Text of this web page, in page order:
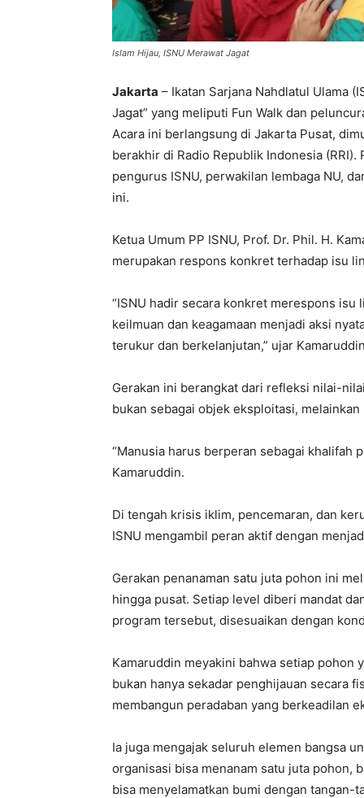
Islam Hijau, ISNU Merawat Jagat
Jakarta – Ikatan Sarjana Nahdlatul Ulama
Jagat” yang meliputi Fun Walk dan
Acara ini berlangsung di Jakarta Pusat,
berakhir di Radio Republik Indonesia
pengurus ISNU, perwakilan lembaga NU,
ini.
Ketua Umum PP ISNU, Prof. Dr. Phil. H.
merupakan respons konkret terhadap isu
“ISNU hadir secara konkret merespons
keilmuan dan keagamaan menjadi aksi
terukur dan berkelanjutan,” ujar
Gerakan ini berangkat dari refleksi nilai-
bukan sebagai objek eksploitasi,
“Manusia harus berperan sebagai khalifah
Kamaruddin.
Di tengah krisis iklim, pencemaran, dan
ISNU mengambil peran aktif dengan
Gerakan penanaman satu juta pohon ini
hingga pusat. Setiap level diberi mandat
program tersebut, disesuaikan dengan
Kamaruddin meyakini bahwa setiap pohon
bukan hanya sekadar penghijauan secara
membangun peradaban yang berkeadilan
Ia juga mengajak seluruh elemen bangsa
organisasi bisa menanam satu juta pohon,
bisa menyelamatkan bumi dengan tangan-